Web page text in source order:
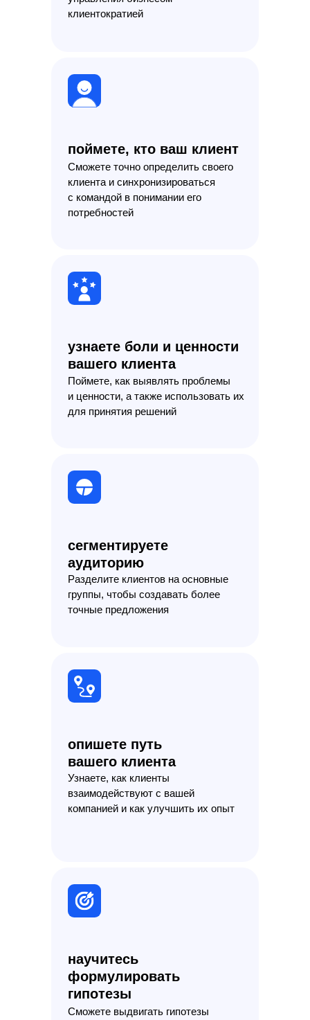
клиентократией
поймете, кто ваш клиент
Сможете точно определить своего
клиента и синхронизироваться
с командой в понимании его
потребностей
узнаете боли и ценности
вашего клиента
Поймете, как выявлять проблемы
и ценности, а также использовать их
для принятия решений
сегментируете
аудиторию
Разделите клиентов на основные
группы, чтобы создавать более
точные предложения
опишете путь
вашего клиента
Узнаете, как клиенты
взаимодействуют с вашей
компанией и как улучшить их опыт
научитесь
формулировать
гипотезы
Сможете выдвигать гипотезы